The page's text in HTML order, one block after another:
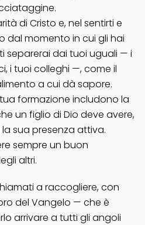
di Cristo e, nel sentirti e
dal momento in cui gli hai
separerai dai tuoi uguali — i
i tuoi colleghi —, come il
a cui dà sapore.
formazione includono la
un figlio di Dio deve avere,
sua presenza attiva.
sempre un buon
altri.
a raccogliere, con
del Vangelo — che è
arrivare a tutti gli angoli